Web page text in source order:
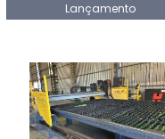
Lançamento